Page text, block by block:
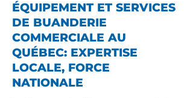
ÉQUIPEMENT ET SERVICES
DE BUANDERIE
COMMERCIALE AU
QUÉBEC: EXPERTISE
LOCALE, FORCE
NATIONALE